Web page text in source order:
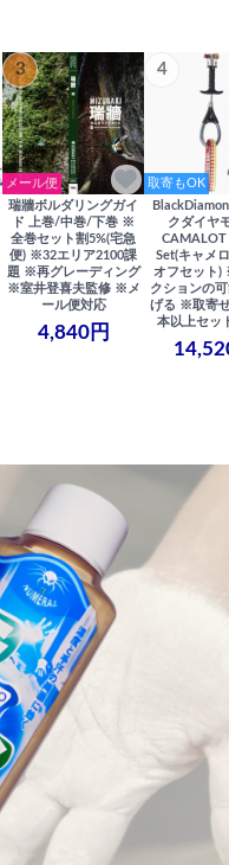
3
メール便
瑞牆ボルダリングガイ
ド 上巻/中巻/下巻 ※
全巻セット割5%(宅急
便) ※32エリア2100課
題 ※再グレーディング
※室井登喜夫監修 ※メ
ール便対応
4,840円
4
取寄もOK
クダイヤ
Set(キャメ
オフセット)
クションの
げる ※取寄
本以上セッ